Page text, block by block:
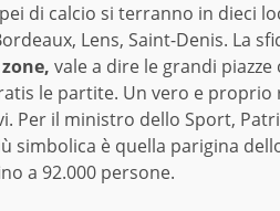
di calcio si terranno in dieci
Lens, Saint-Denis. La
vale a dire le grandi
le partite. Un vero e
Per il ministro dello Sport,
simbolica è quella parigina
a 92.000 persone.